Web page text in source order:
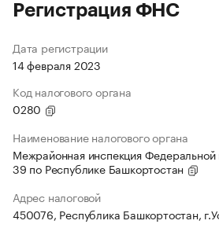
Регистрация ФНС
Дата регистрации
14 февраля 2023
Код налогового органа
0280
Наименование налогового органа
Межрайонная инспекция
39 по Республике Башкортостан
Адрес налоговой
450076, Республика Башкортостан,